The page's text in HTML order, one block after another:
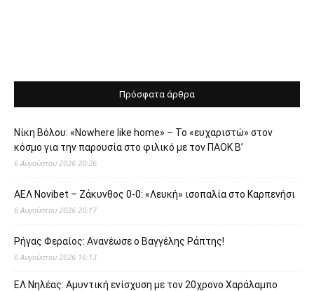
Πρόσφατα άρθρα
Νίκη Βόλου: «Nowhere like home» – Το «ευχαριστώ» στον
κόσμο για την παρουσία στο φιλικό με τον ΠΑΟΚ Β’
6 Αυγούστου 2026 20:26
ΑΕΛ Novibet – Ζάκυνθος 0-0: «Λευκή» ισοπαλία στο Καρπενήσι
6 Αυγούστου 2026 20:17
Ρήγας Φεραίος: Ανανέωσε ο Βαγγέλης Ράπτης!
6 Αυγούστου 2026 16:13
ΕΛ Νηλέας: Αμυντική ενίσχυση με τον 20χρονο Χαράλαμπο